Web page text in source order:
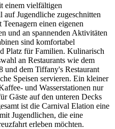
einem vielfältigen
auf Jugendliche zugeschnitten
einen eigenen
und an spannenden Aktivitäten
sind komfortabel
Platz für Familien. Kulinarisch
an Restaurants wie dem
und dem Tiffany's Restaurant
Speisen servieren. Ein kleiner
und Wasserstationen nur
Gäste auf den unteren Decks
ist die Carnival Elation eine
Jugendlichen, die eine
erleben möchten.